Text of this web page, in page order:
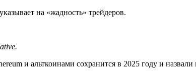
на «жадность» трейдеров.
.
и альткоинами сохранится в 2025 году и